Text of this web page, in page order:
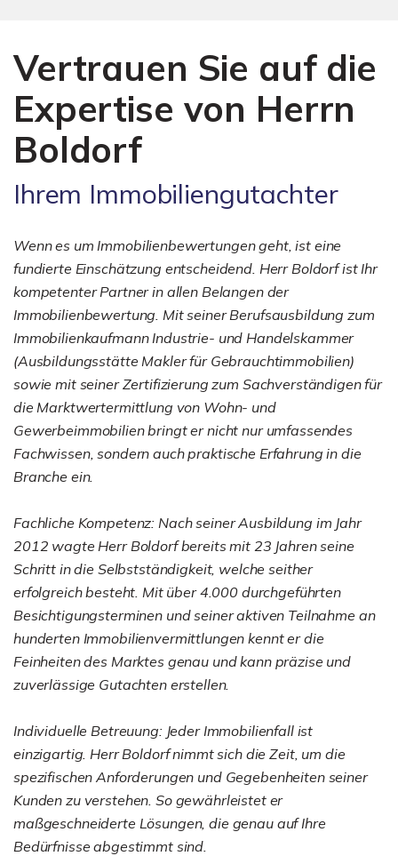
Vertrauen Sie auf die
Expertise von Herrn
Boldorf
Ihrem Immobiliengutachter
Wenn es um Immobilienbewertungen geht, ist eine
fundierte Einschätzung entscheidend. Herr Boldorf ist Ihr
kompetenter Partner in allen Belangen der
Immobilienbewertung. Mit seiner Berufsausbildung zum
Immobilienkaufmann Industrie- und Handelskammer
(Ausbildungsstätte Makler für Gebrauchtimmobilien)
sowie mit seiner Zertifizierung zum Sachverständigen für
die Marktwertermittlung von Wohn- und
Gewerbeimmobilien bringt er nicht nur umfassendes
Fachwissen, sondern auch praktische Erfahrung in die
Branche ein.
Fachliche Kompetenz: Nach seiner Ausbildung im Jahr
2012 wagte Herr Boldorf bereits mit 23 Jahren seine
Schritt in die Selbstständigkeit, welche seither
erfolgreich besteht. Mit über 4.000 durchgeführten
Besichtigungsterminen und seiner aktiven Teilnahme an
hunderten Immobilienvermittlungen kennt er die
Feinheiten des Marktes genau und kann präzise und
zuverlässige Gutachten erstellen.
Individuelle Betreuung: Jeder Immobilienfall ist
einzigartig. Herr Boldorf nimmt sich die Zeit, um die
spezifischen Anforderungen und Gegebenheiten seiner
Kunden zu verstehen. So gewährleistet er
maßgeschneiderte Lösungen, die genau auf Ihre
Bedürfnisse abgestimmt sind.